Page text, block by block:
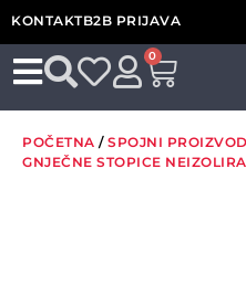
KONTAKTB2B PRIJAVA
0
POČETNA / SPOJNI
GNJEČNE STOPICE